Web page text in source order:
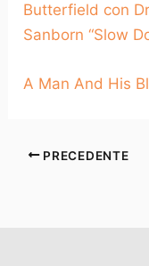
Butterfield con
Sanborn “Slow
A Man And His
PRECEDENTE